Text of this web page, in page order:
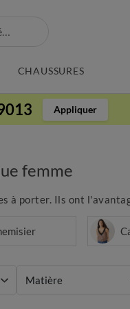
CHAUSSURES
Appliquer
femme
porter. Ils ont
Matière